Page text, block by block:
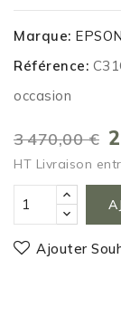
Marque: EPSON
Référence:
occasion
3 470,00 €
HT Livraison
Ajouter